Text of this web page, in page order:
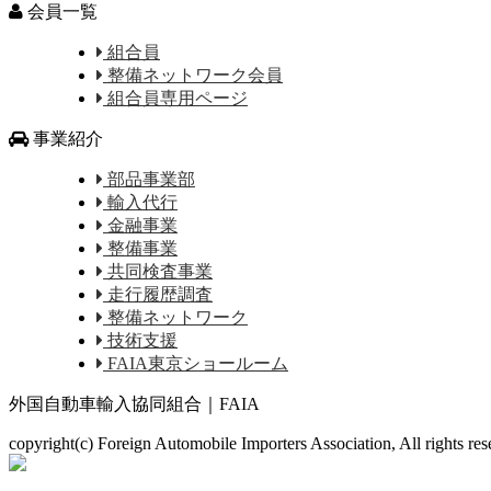
会員一覧
組合員
整備ネットワーク会員
組合員専用ページ
事業紹介
部品事業部
輸入代行
金融事業
整備事業
共同検査事業
走行履歴調査
整備ネットワーク
技術支援
FAIA東京ショールーム
外国自動車輸入協同組合｜FAIA
copyright(c) Foreign Automobile Importers Association, All rights